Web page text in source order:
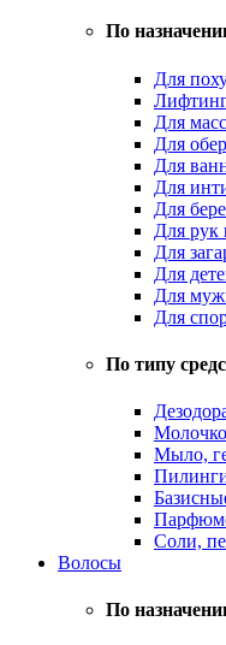
По
Для
Для
Для
Для
Для
Для
Для рук
Для
Для
Для
Для
По типу
Мыло,
Соли,
Волосы
По